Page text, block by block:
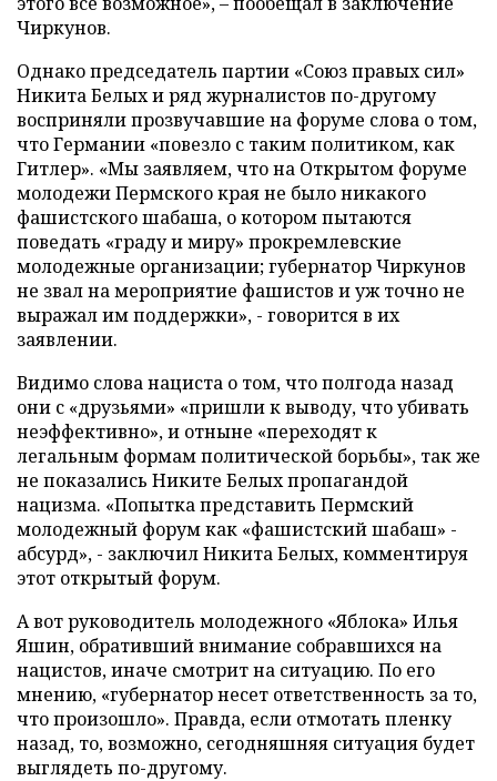
Чиркунов.
Однако председатель партии «Союз правых сил»
Никита Белых и ряд журналистов по-другому
восприняли прозвучавшие на форуме слова о том,
что Германии «повезло с таким политиком, как
Гитлер». «Мы заявляем, что на Открытом форуме
молодежи Пермского края не было никакого
фашистского шабаша, о котором пытаются
поведать «граду и миру» прокремлевские
молодежные организации; губернатор Чиркунов
не звал на мероприятие фашистов и уж точно не
выражал им поддержки», - говорится в их
заявлении.
Видимо слова нациста о том, что полгода назад
они с «друзьями» «пришли к выводу, что убивать
неэффективно», и отныне «переходят к
легальным формам политической борьбы», так же
не показались Никите Белых пропагандой
нацизма. «Попытка представить Пермский
молодежный форум как «фашистский шабаш» -
абсурд», - заключил Никита Белых, комментируя
этот открытый форум.
А вот руководитель молодежного «Яблока» Илья
Яшин, обративший внимание собравшихся на
нацистов, иначе смотрит на ситуацию. По его
мнению, «губернатор несет ответственность за то,
что произошло». Правда, если отмотать пленку
назад, то, возможно, сегодняшняя ситуация будет
выглядеть по-другому.